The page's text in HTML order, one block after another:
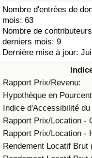
Nombre d'entrées de
mois: 63
Nombre de
derniers mois: 9
Dernière mise à jour:
Rapport Prix/Revenu:
Hypothèque en
Indice d'Accessibilité du
Rapport Prix/Location -
Rapport Prix/Location -
Rendement Locatif Brut
Indice des soins de
Indice des soins de
Pollution
Indice de Pollution
Indice de pollution
Indice de Pollution
Trafic